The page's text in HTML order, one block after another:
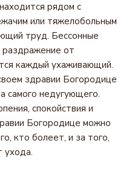
рядом с
или тяжелобольным
труд. Бессонные
раздражение от
каждый ухаживающий.
здравии Богородице
самого недугующего.
спокойствия и
Богородице можно
кто болеет, и за того,
ухода.